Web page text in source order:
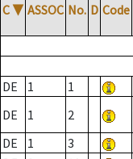
C ▼ ASSOC No. D Code
DE 1 1
DE
1 2
DE
1 3